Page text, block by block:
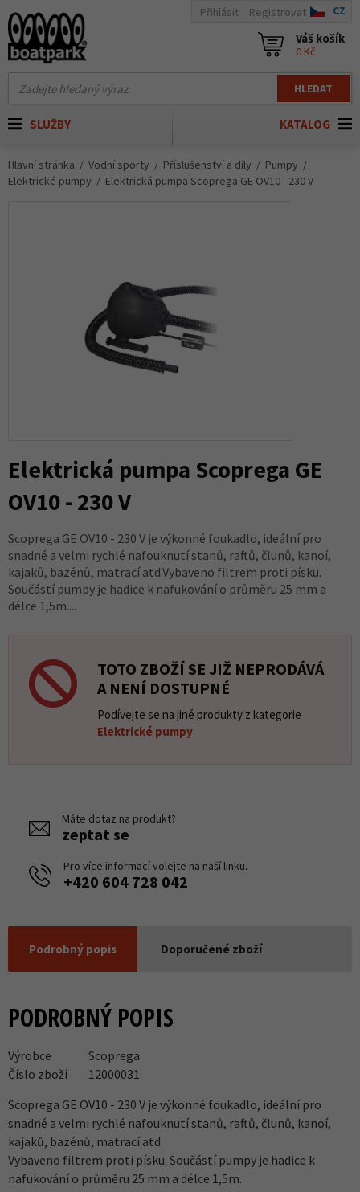
HLEDAT
Přihlásit Registrovat CZ
Váš košík
0 Kč
KATALOG
SLUŽBY
Hlavní stránka Vodní sporty Příslušenství a díly
Pumpy
Elektrické pumpy
Elektrická pumpa Scoprega GE OV10 - 230 V
Elektrická pumpa Scoprega GE
OV10 - 230 V
Scoprega GE OV10 - 230 V je výkonné foukadlo, ideální pro
snadné a velmi rychlé nafouknutí stanů, raftů, člunů, kanoí,
kajaků, bazénů, matrací atd.Vybaveno filtrem proti písku.
Součástí pumpy je hadice k nafukování o průměru 25 mm a
délce 1,5m....
TOTO ZBOŽÍ SE JIŽ NEPRODÁVÁ
A NENÍ DOSTUPNÉ
Podívejte se na jiné produkty z kategorie
Elektrické pumpy
Máte dotaz na produkt?
zeptat se
Pro více informací volejte na naší linku.
+420 604 728 042
Podrobný popis Doporučené zboží
PODROBNÝ POPIS
Výrobce
Scoprega
Číslo zboží
12000031
Scoprega GE OV10 - 230 V je výkonné foukadlo, ideální pro
snadné a velmi rychlé nafouknutí stanů, raftů, člunů, kanoí,
kajaků, bazénů, matrací atd.
Vybaveno filtrem proti písku. Součástí pumpy je hadice k
nafukování o průměru 25 mm a délce 1,5m.